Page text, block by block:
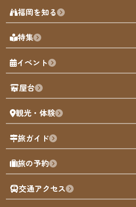
みんなの旅行記
天神エリア
博多旧市街
福岡城
歴史・文化
福岡を知る
福岡の見どころ
福岡の魅力
観光カレンダー
観光PR動画
まち歩き
福岡グルメ
福岡を楽しむ
福岡のアート
福岡のナイトタイム
福岡の歴史・文化
特集
イベント
屋台
観光・体験
観る・遊ぶ
屋台
買う
体験
泊まる
旅ガイド
モデルコース
AIおまかせコース
オリジナルプラン
旅の予約
交通アクセス